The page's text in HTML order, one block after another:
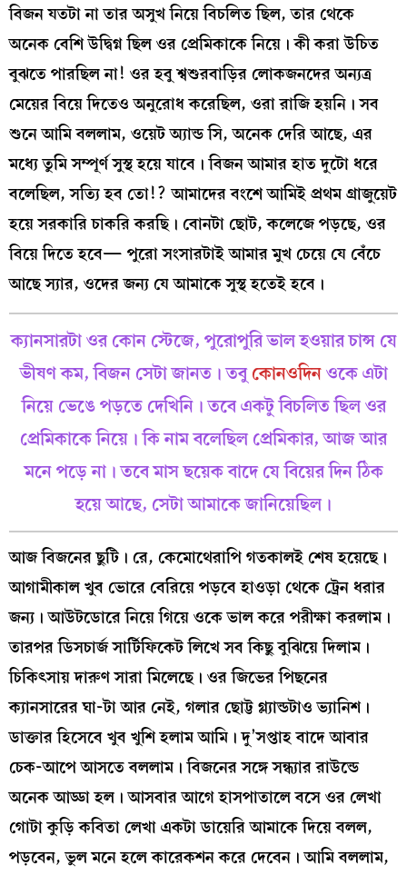
বিজন যতটা না তার অসুখ নিয়ে বিচলিত ছিল, তার থেকে
অনেক বেশি উদ্বিগ্ন ছিল ওর প্রেমিকাকে নিয়ে। কী করা উচিত
বুঝতে পারছিল না! ওর হবু শ্বশুরবাড়ির লোকজনদের অন্যত্র
মেয়ের বিয়ে দিতেও অনুরোধ করেছিল, ওরা রাজি হয়নি। সব
শুনে আমি বললাম, ওয়েট অ্যান্ড সি, অনেক দেরি আছে, এর
মধ্যে তুমি সম্পূর্ণ সুস্থ হয়ে যাবে। বিজন আমার হাত দুটো ধরে
বলেছিল, সত্যি হব তো!? আমাদের বংশে আমিই প্রথম গ্রাজুয়েট
হয়ে সরকারি চাকরি করছি। বোনটা ছোট, কলেজে পড়ছে, ওর
বিয়ে দিতে হবে— পুরো সংসারটাই আমার মুখ চেয়ে যে বেঁচে
আছে স্যার, ওদের জন্য যে আমাকে সুস্থ হতেই হবে।
ক্যানসারটা ওর কোন স্টেজে, পুরোপুরি ভাল হওয়ার চান্স যে
ভীষণ কম, বিজন সেটা জানত। তবুকোনওদিনওকে এটা
নিয়ে ভেঙে পড়তে দেখিনি। তবে একটু বিচলিত ছিল ওর
প্রেমিকাকে নিয়ে। কি নাম বলেছিল প্রেমিকার, আজ আর
মনে পড়ে না। তবে মাস ছয়েক বাদে যে বিয়ের দিন ঠিক
হয়ে আছে, সেটা আমাকে জানিয়েছিল।
আজ বিজনের ছুটি। রে, কেমোথেরাপি গতকালই শেষ হয়েছে।
আগামীকাল খুব ভোরে বেরিয়ে পড়বে হাওড়া থেকে ট্রেন ধরার
জন্য। আউটডোরে নিয়ে গিয়ে ওকে ভাল করে পরীক্ষা করলাম।
তারপর ডিসচার্জ সার্টিফিকেট লিখে সব কিছু বুঝিয়ে দিলাম।
চিকিৎসায় দারুণ সারা মিলেছে। ওর জিভের পিছনের
ক্যানসারের ঘা-টা আর নেই, গলার ছোট্ট গ্ল্যান্ডটাও ভ্যানিশ।
ডাক্তার হিসেবে খুব খুশি হলাম আমি। দু’সপ্তাহ বাদে আবার
চেক-আপে আসতে বললাম। বিজনের সঙ্গে সন্ধ্যার রাউন্ডে
অনেক আড্ডা হল। আসবার আগে হাসপাতালে বসে ওর লেখা
গোটা কুড়ি কবিতা লেখা একটা ডায়েরি আমাকে দিয়ে বলল,
পড়বেন, ভুল মনে হলে কারেকশন করে দেবেন। আমি বললাম,